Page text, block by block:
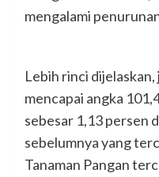
mengalami
Lebih rinci
mencapai angka
sebesar 1,13 persen
sebelumnya yang
Tanaman Pangan